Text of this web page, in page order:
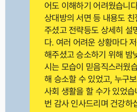
어도 이해하기 어려웠습니
상대방의 서면 등 내용도
주셨고 전략등도 상세히 설
다. 여러 어려운 상황마다
해주셨고 승소하기 위해 밤
시는 모습이 믿음직스러웠
해 승소할 수 있었고, 누구
사회 생활을 할 수가 있었
번 감사 인사드리며 건강하